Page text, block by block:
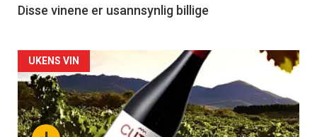
Disse vinene er usannsynlig billige
Forsiden
akkurat
nå
UKENS VIN